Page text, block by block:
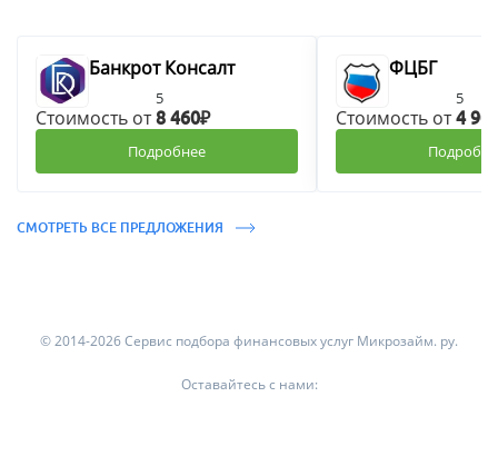
Банкрот Консалт
5
Стоимость от8 460₽
Подробнее
ФЦБГ
5
Стоимость от4
СМОТРЕТЬ ВСЕ ПРЕДЛОЖЕНИЯ
© 2014-2026 Сервис подбора финансовых услуг Микрозайм. ру.
Оставайтесь с нами: